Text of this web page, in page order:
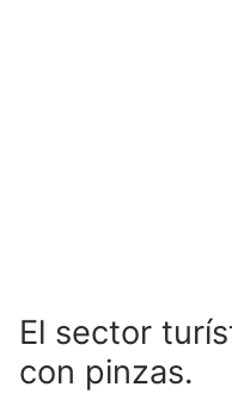
El sector
con pinzas.